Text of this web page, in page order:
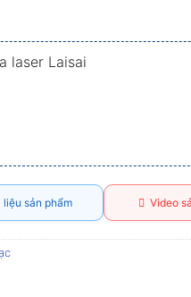
laser Laisai
liệu sản phẩm Video